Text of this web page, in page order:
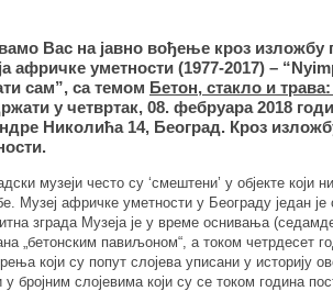
Вас на јавно вођење кроз
афричке уметности (1977-2017) –
сам”, са темом Бетон, стакло и
у четвртак, 08. фебруара 2018
Николића 14, Београд. Кроз
музеји често су ‘смештени’ у објекте који
Музеј афричке уметности у Београду један
зграда Музеја је у време оснивања
„бетонским павиљоном“, а током четрдесет
који су попут слојева уписани у историју
у бројним слојевима који су се током година